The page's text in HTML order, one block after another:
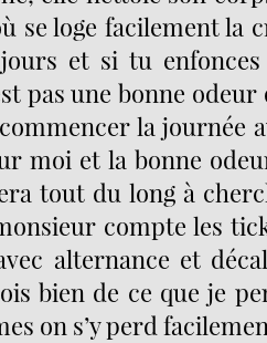
se loge facilement la
et si tu
pas une bonne
la journée
moi et la bonne
tout du long à
compte les
alternance et
bien de ce que je
on s’y perd